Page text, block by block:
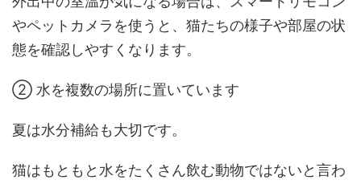
やペットカメラを使うと、猫たちの様子や部屋の状
態を確認しやすくなります。
② 水を複数の場所に置いています
夏は水分補給も大切です。
猫はもともと水をたくさん飲む動物ではないと言わ